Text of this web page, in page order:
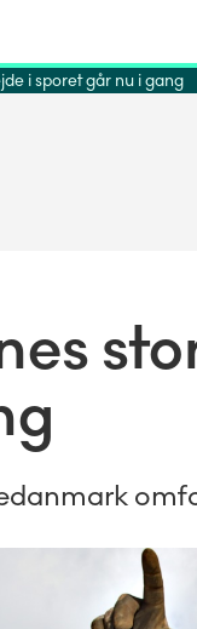
i sporet går nu i gang